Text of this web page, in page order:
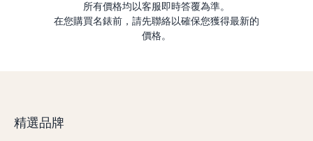
所有價格均以客服即時答覆為準。
在您購買名錶前，請先聯絡以確保您獲得最新的
價格。
精選品牌